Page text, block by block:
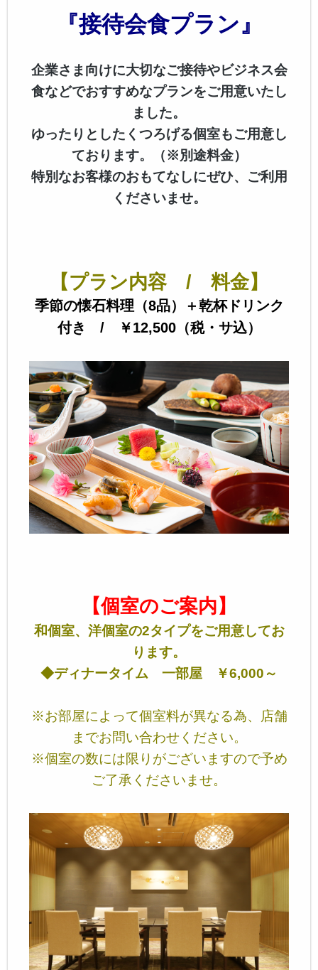
『接待会食プラン』
企業さま向けに大切なご接待やビジネス会
食などでおすすめなプランをご用意いたし
ました。
ゆったりとしたくつろげる個室もご用意し
ております。（※別途料金）
特別なお客様のおもてなしにぜひ、ご利用
くださいませ。
【プラン内容 / 料金】
季節の懐石料理（8品）＋乾杯ドリンク
付き / ￥12,500（税・サ込）
【個室のご案内】
和個室、洋個室の2タイプをご用意してお
ります。
◆ディナータイム 一部屋 ￥6,000～
※お部屋によって個室料が異なる為、店舗
までお問い合わせください。
※個室の数には限りがございますので予め
ご了承くださいませ。